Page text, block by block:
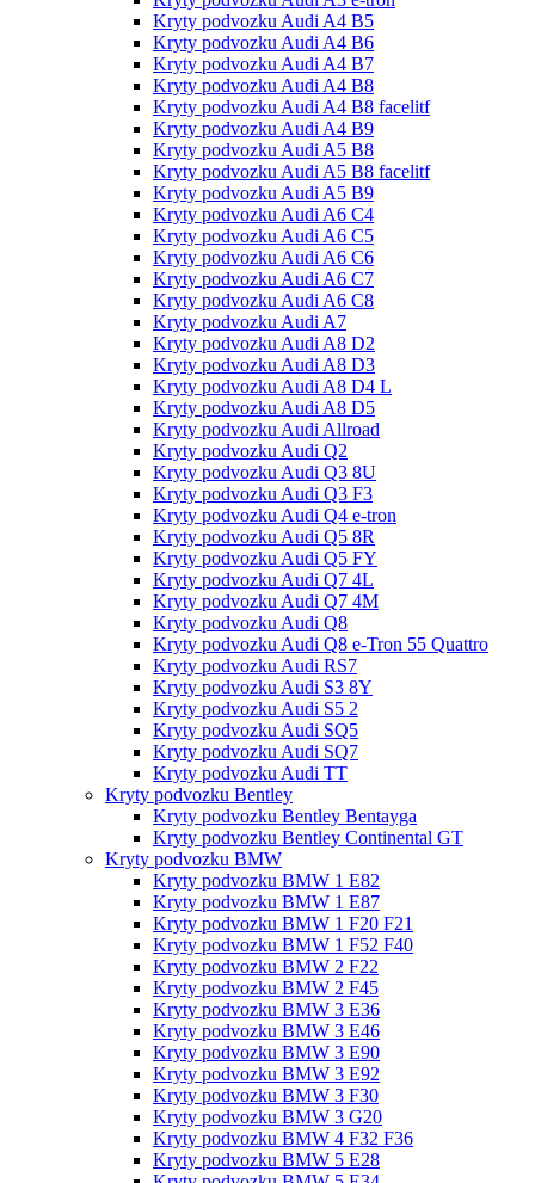
Kryty podvozku Audi A4 B5
Kryty podvozku Audi A4 B6
Kryty podvozku Audi A4 B7
Kryty podvozku Audi A4 B8
Kryty podvozku Audi A4 B8 facelitf
Kryty podvozku Audi A4 B9
Kryty podvozku Audi A5 B8
Kryty podvozku Audi A5 B8 facelitf
Kryty podvozku Audi A5 B9
Kryty podvozku Audi A6 C4
Kryty podvozku Audi A6 C5
Kryty podvozku Audi A6 C6
Kryty podvozku Audi A6 C7
Kryty podvozku Audi A6 C8
Kryty podvozku Audi A7
Kryty podvozku Audi A8 D2
Kryty podvozku Audi A8 D3
Kryty podvozku Audi A8 D4 L
Kryty podvozku Audi A8 D5
Kryty podvozku Audi Allroad
Kryty podvozku Audi Q2
Kryty podvozku Audi Q3 8U
Kryty podvozku Audi Q3 F3
Kryty podvozku Audi Q4 e-tron
Kryty podvozku Audi Q5 8R
Kryty podvozku Audi Q5 FY
Kryty podvozku Audi Q7 4L
Kryty podvozku Audi Q7 4M
Kryty podvozku Audi Q8
Kryty podvozku Audi Q8 e-Tron 55 Quattro
Kryty podvozku Audi RS7
Kryty podvozku Audi S3 8Y
Kryty podvozku Audi S5 2
Kryty podvozku Audi SQ5
Kryty podvozku Audi SQ7
Kryty podvozku Audi TT
Kryty podvozku Bentley
Kryty podvozku Bentley Bentayga
Kryty podvozku Bentley Continental GT
Kryty podvozku BMW
Kryty podvozku BMW 1 E82
Kryty podvozku BMW 1 E87
Kryty podvozku BMW 1 F20 F21
Kryty podvozku BMW 1 F52 F40
Kryty podvozku BMW 2 F22
Kryty podvozku BMW 2 F45
Kryty podvozku BMW 3 E36
Kryty podvozku BMW 3 E46
Kryty podvozku BMW 3 E90
Kryty podvozku BMW 3 E92
Kryty podvozku BMW 3 F30
Kryty podvozku BMW 3 G20
Kryty podvozku BMW 4 F32 F36
Kryty podvozku BMW 5 E28